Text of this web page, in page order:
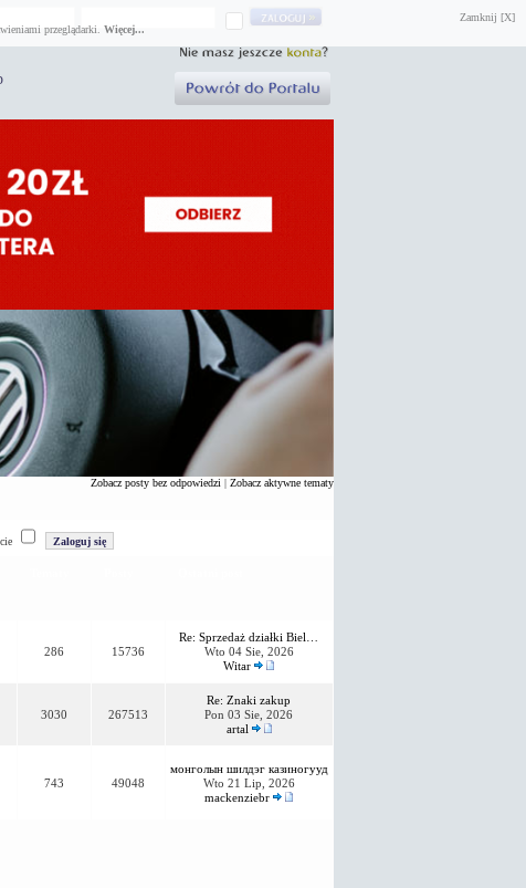
Zamknij [X]
przeglądarki. Więcej...
Zobacz posty bez odpowiedzi | Zobacz aktywne tematy
286 15736
Re: Sprzedaż działki Biel…
Wto 04 Sie, 2026
Witar
3030 267513
Re: Znaki zakup
Pon 03 Sie, 2026
artal
743 49048
монголын шилдэг казиногууд
Wto 21 Lip, 2026
mackenziebr